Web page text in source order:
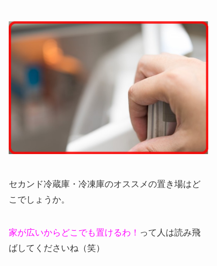
セカンド冷蔵庫・冷凍庫のオススメの置き場はど
こでしょうか。
家が広いからどこでも置けるわ！ って人は読み飛
ばしてくださいね（笑）